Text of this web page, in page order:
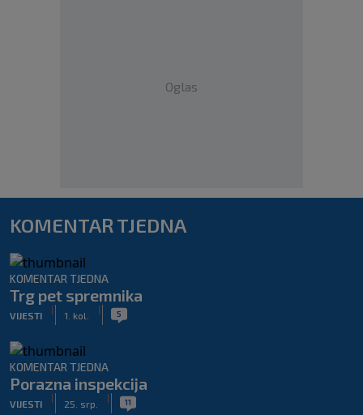
Oglas
KOMENTAR TJEDNA
KOMENTAR TJEDNA
Trg pet spremnika
VIJESTI
|
1. kol.
| 5
KOMENTAR TJEDNA
Porazna inspekcija
VIJESTI
|
25. srp.
| 11